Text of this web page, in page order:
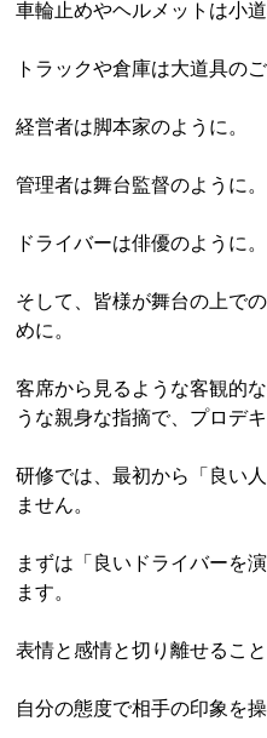
車輪止めやヘルメットは小道
トラックや倉庫は大道具のご
経営者は脚本家のように。
管理者は舞台監督のように。
ドライバーは俳優のように。
そして、皆様が舞台の上で
めに。
客席から見るような客観的
うな親身な指摘で、プロデ
研修では、最初から「良い
ません。
まずは「良いドライバーを
ます。
表情と感情と切り離せるこ
自分の態度で相手の印象を